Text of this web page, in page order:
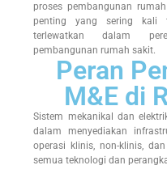
proses pembangunan
penting yang sering kali
terlewatkan dalam
pembangunan rumah sakit.
Peran
M&E di
Sistem mekanikal dan
dalam menyediakan
operasi klinis, non-klinis,
semua teknologi dan